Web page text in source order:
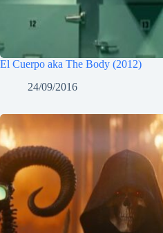
El Cuerpo aka The Body (2012)
24/09/2016